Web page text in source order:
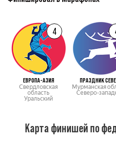
4
ЕВРОПА-АЗИЯ
Свердловская
область
Уральский
ПРАЗДНИК
Мурманская
Северо-
Карта финишей по